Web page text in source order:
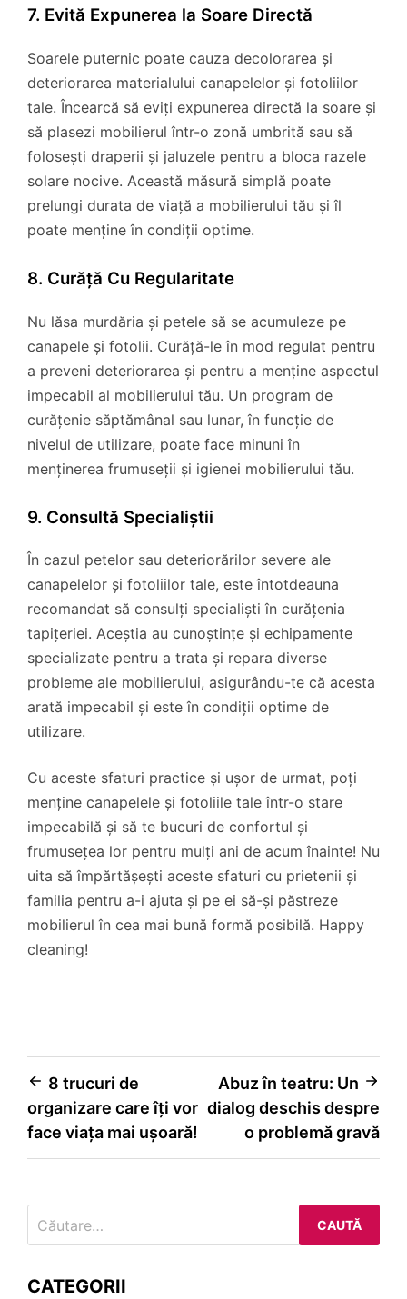
7. Evită Expunerea la Soare Directă
Soarele puternic poate cauza decolorarea și
deteriorarea materialului canapelelor și fotoliilor
tale. Încearcă să eviți expunerea directă la soare și
să plasezi mobilierul într-o zonă umbrită sau să
folosești draperii și jaluzele pentru a bloca razele
solare nocive. Această măsură simplă poate
prelungi durata de viață a mobilierului tău și îl
poate menține în condiții optime.
8. Curăță Cu Regularitate
Nu lăsa murdăria și petele să se acumuleze pe
canapele și fotolii. Curăță-le în mod regulat pentru
a preveni deteriorarea și pentru a menține aspectul
impecabil al mobilierului tău. Un program de
curățenie săptămânal sau lunar, în funcție de
nivelul de utilizare, poate face minuni în
menținerea frumuseții și igienei mobilierului tău.
9. Consultă Specialiștii
În cazul petelor sau deteriorărilor severe ale
canapelelor și fotoliilor tale, este întotdeauna
recomandat să consulți specialiști în curățenia
tapițeriei. Aceștia au cunoștințe și echipamente
specializate pentru a trata și repara diverse
probleme ale mobilierului, asigurându-te că acesta
arată impecabil și este în condiții optime de
utilizare.
Cu aceste sfaturi practice și ușor de urmat, poți
menține canapelele și fotoliile tale într-o stare
impecabilă și să te bucuri de confortul și
frumusețea lor pentru mulți ani de acum înainte! Nu
uita să împărtășești aceste sfaturi cu prietenii și
familia pentru a-i ajuta și pe ei să-și păstreze
mobilierul în cea mai bună formă posibilă. Happy
cleaning!
Navigare
în
articole
8 trucuri de
organizare care îți vor
face viața mai ușoară!
Abuz în teatru: Un
dialog deschis despre
o problemă gravă
după:
CATEGORII